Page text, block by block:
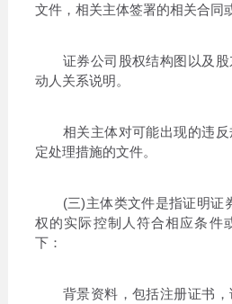
文件，相关主体签署的相关合同
证券公司股权结构图以及股
动人关系说明。
相关主体对可能出现的违反
定处理措施的文件。
(三)主体类文件是指证明证
权的实际控制人符合相应条件
下：
背景资料，包括注册证书，